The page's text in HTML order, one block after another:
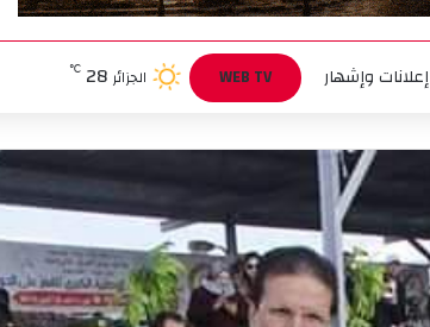
إعلانات وإشهار WEB TV الجزائر 28
℃